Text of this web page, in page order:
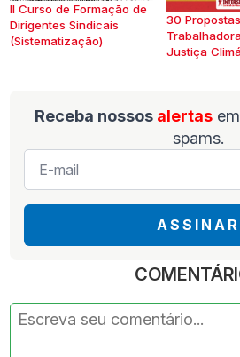
II Curso de Formação de
Dirigentes Sindicais
(Sistematização)
30
Justiça
Receba nossos alertas
spams.
E-
mail
ASSINAR